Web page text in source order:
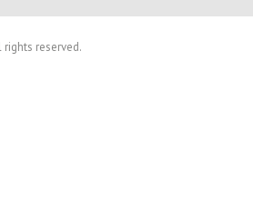
reserved.